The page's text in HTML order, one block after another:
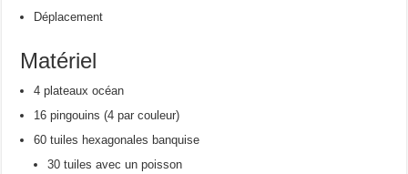
Déplacement
Matériel
4 plateaux océan
16 pingouins (4 par couleur)
60 tuiles hexagonales banquise
30 tuiles avec un poisson